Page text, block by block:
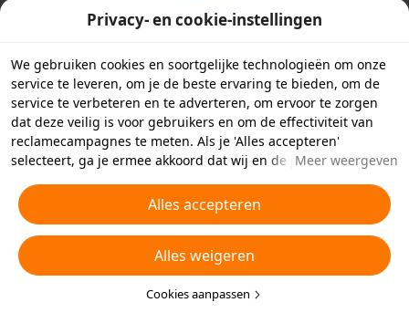
Privacy- en cookie-instellingen
We gebruiken cookies en soortgelijke technologieën om onze
service te leveren, om je de beste ervaring te bieden, om de
service te verbeteren en te adverteren, om ervoor te zorgen
dat deze veilig is voor gebruikers en om de effectiviteit van
reclamecampagnes te meten. Als je 'Alles accepteren'
selecteert, ga je ermee akkoord dat wij en de partners
technologieën op je apparaat opslaan voor
reclamedoeleinden. Je kunt ook kiezen welke typen cookies je
wilt toestaan of afwijzen door hieronder of in je
privacyinstellingen op 'Cookies aanpassen' te klikken.
Raadpleeg voor meer informatie onsBeleid inzake cookies en
soortgelijke technologieën.
Meer weergeven
Alles accepteren
Alles weigeren
Cookies aanpassen